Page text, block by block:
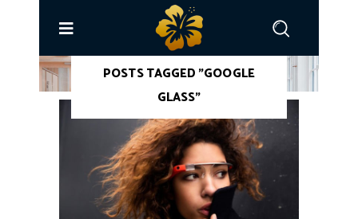
ACCUEIL
POSTS TAGGED "GOOGLE
GLASS"